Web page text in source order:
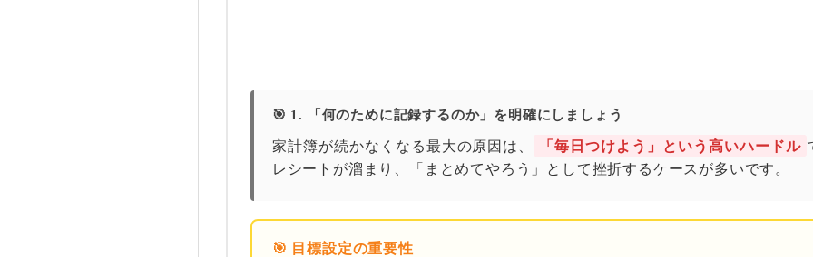
🎯 1. 「何のために記録するのか」を明確にしましょう
家計簿が続かなくなる最大の原因は、 「毎日つけよう」という高いハードル
レシートが溜まり、「まとめてやろう」として挫折するケースが多いです。
🎯 目標設定の重要性